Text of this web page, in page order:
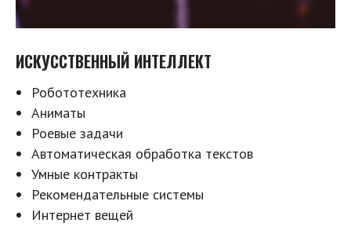
ИСКУССТВЕННЫЙ ИНТЕЛЛЕКТ
Робототехника
Аниматы
Роевые задачи
Автоматическая обработка текстов
Умные контракты
Рекомендательные системы
Интернет вещей